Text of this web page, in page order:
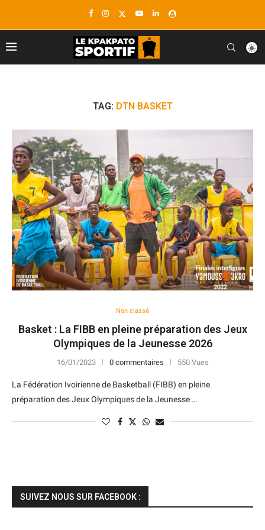
TAG: DTN BASKET
Non classé
Basket : La FIBB en pleine préparation des Jeux
Olympiques de la Jeunesse 2026
16/01/2023 0 commentaires 550 Vues
La Fédération Ivoirienne de Basketball (FIBB) en pleine
préparation des Jeux Olympiques de la Jeunesse …
SUIVEZ NOUS SUR FACEBOOK :